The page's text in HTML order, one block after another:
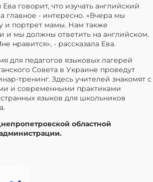
говорит, что изучать английский
главное - интересно. «Вчера мы
и портрет мамы. Нам также
и мы должны ответить на английском.
нравится», - рассказала Ева.
для педагогов языковых лагерей
Совета в Украине проведут
тренинг. Здесь учителей знакомят с
и современными практиками
языков для школьников
областной